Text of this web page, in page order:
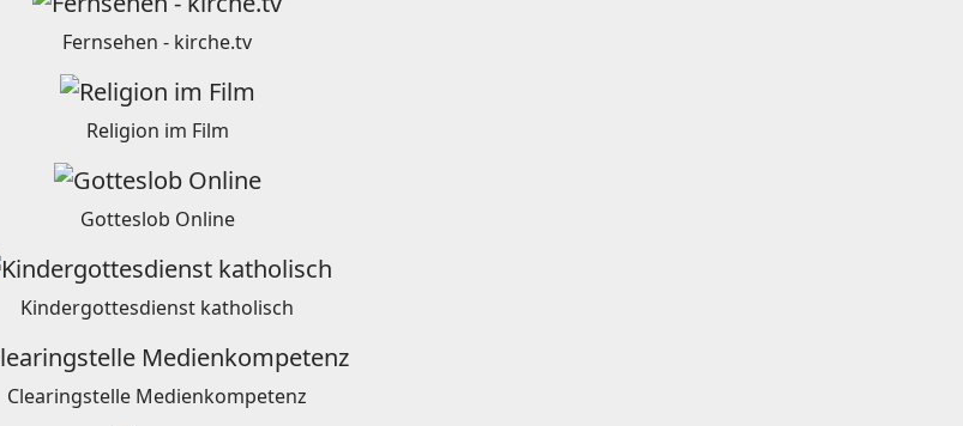
Fernsehen - kirche.tv
Religion im Film
Gotteslob Online
Kindergottesdienst katholisch
Clearingstelle Medienkompetenz